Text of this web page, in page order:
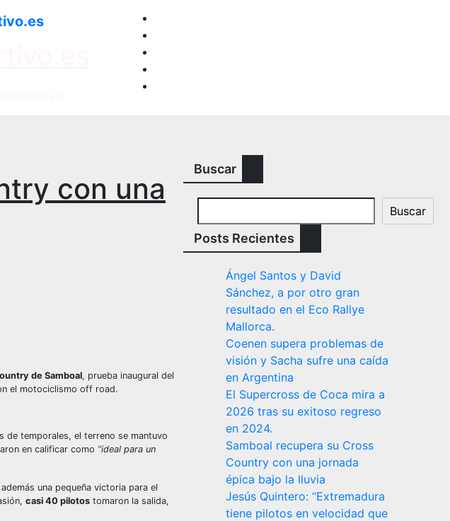
con una
de Samboal, prueba inaugural del
el motociclismo off road.
de temporales, el terreno se mantuvo
en calificar como “ideal para un
una pequeña victoria para el
casi 40 pilotos tomaron la salida,
Buscar
Buscar
Posts Recientes
Ángel Santos y David
Sánchez, a por otro gran
resultado en el Eco Rallye
Mallorca.
Coenen supera problemas de
visión y Sacha sufre una caída
en Argentina
El Supercross de Coca mira a
2026 tras su exitoso regreso
en 2024.
Samboal recupera su Cross
Country con una jornada
épica bajo la lluvia
Jesús Quintero: “Extremadura
tiene pilotos en velocidad que